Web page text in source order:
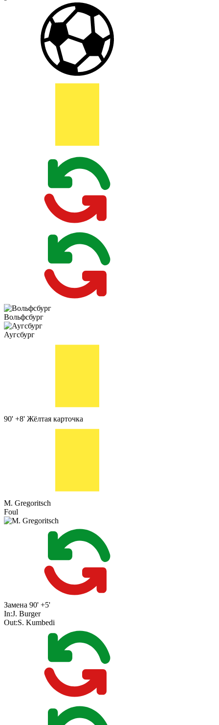
Вольфсбург
Аугсбург
90' +8' Жёлтая карточка
M. Gregoritsch
Foul
Замена 90' +5'
In:J. Burger
Out:S. Kumbedi